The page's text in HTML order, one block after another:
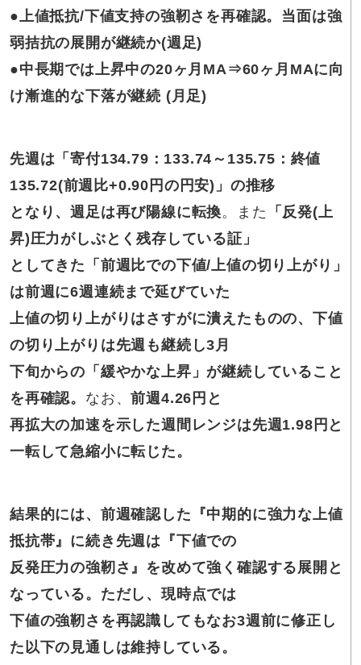
●上値抵抗/下値支持の強靭さを再確認。当面は強
弱拮抗の展開が継続か(週足)
●中長期では上昇中の20ヶ月MA⇒60ヶ月MAに向
け漸進的な下落が継続 (月足)
先週は「寄付134.79：133.74～135.75：終値
135.72(前週比+0.90円の円安)」の推移
となり、週足は再び陽線に転換。また
「反発(上
昇)圧力がしぶとく残存している証」
としてきた「前週比での下値/上値の切り上がり」
は前週に6週連続まで延びていた
上値の切り上がりはさすがに潰えたものの、下値
の切り上がりは先週も継続し3月
下旬からの「緩やかな上昇」が継続していること
を再確認。 なお、前週4.26円と
再拡大の加速を示した週間レンジは先週1.98円と
一転して急縮小に転じた。
結果的には、前週確認した『中期的に強力な上値
抵抗帯』に続き先週は『下値での
反発圧力の強靭さ』を改めて強く確認する展開と
なっている。ただし、現時点では
下値の強靭さを再認識してもなお3週前に修正し
た以下の見通しは維持している。